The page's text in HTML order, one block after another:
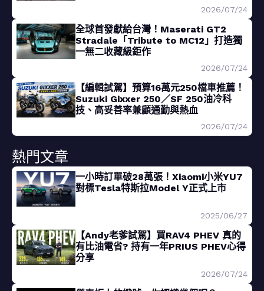
2026/07/24
全球首發獻給台灣！Maserati GT2
Stradale「Tribute to MC12」打造獨
一無二收藏級鉅作
2026/07/24
【編輯試駕】預算16萬元250檔車推薦！
Suzuki Gixxer 250／SF 250油冷科
技、高妥善率兼顧通勤與熱血
2026/07/24
熱門文章
一小時訂單破28萬張！Xiaomi小米YU7
對標Tesla特斯拉Model Y正式上市
2025/06/27
【Andy老爹試駕】買RAV4 PHEV 真的
有比油電省? 持有一年PRIUS PHEV心得
分享
2026/07/24